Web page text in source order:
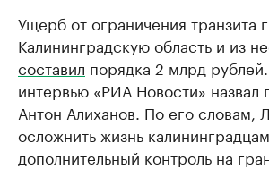
Ущерб от ограничения транзита
Калининградскую область и из
составил порядка 2 млрд
интервью «РИА Новости» назвал
Антон Алиханов. По его словам,
осложнить жизнь
дополнительный контроль на